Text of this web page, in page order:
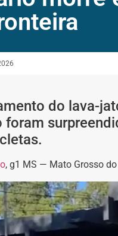
do lava-
foram
, g1 MS — Mato Grosso do